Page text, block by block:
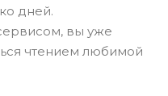
дней.
вы уже
чтением любимой